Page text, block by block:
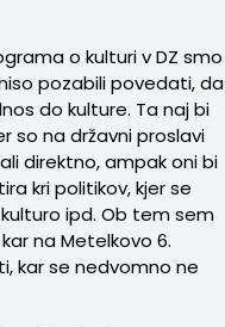
o kulturi v DZ smo
pozabili povedati, da
do kulture. Ta naj bi
so na državni proslavi
direktno, ampak oni bi
kri politikov, kjer se
ipd. Ob tem sem
na Metelkovo 6.
kar se nedvomno ne